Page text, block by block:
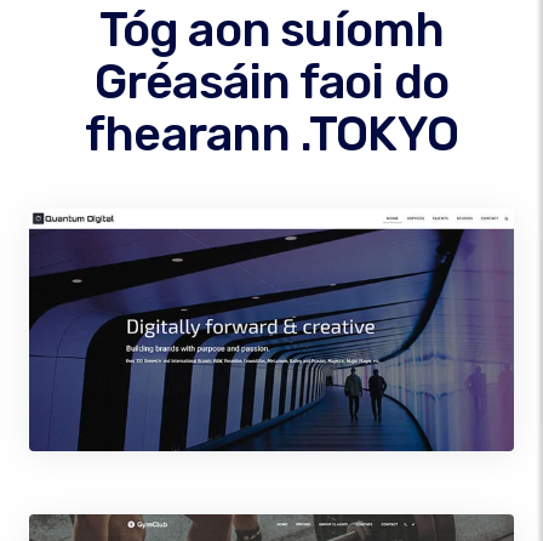
Tóg aon suíomh
Gréasáin faoi do
fhearann .TOKYO